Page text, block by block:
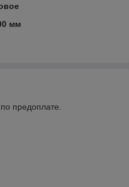
мм
предоплате.